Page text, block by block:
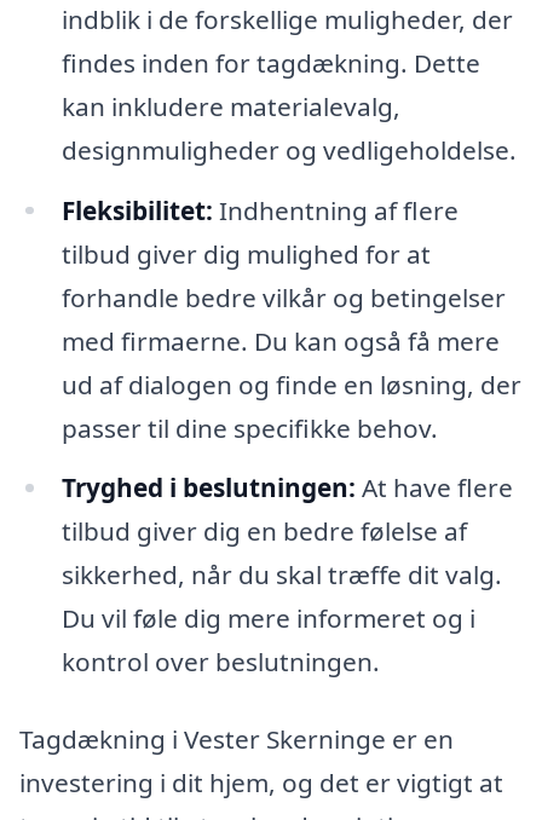
indblik i de forskellige muligheder, der
findes inden for tagdækning. Dette
kan inkludere materialevalg,
designmuligheder og vedligeholdelse.
Fleksibilitet: Indhentning af flere
tilbud giver dig mulighed for at
forhandle bedre vilkår og betingelser
med firmaerne. Du kan også få mere
ud af dialogen og finde en løsning, der
passer til dine specifikke behov.
Tryghed i beslutningen: At have flere
tilbud giver dig en bedre følelse af
sikkerhed, når du skal træffe dit valg.
Du vil føle dig mere informeret og i
kontrol over beslutningen.
Tagdækning i Vester Skerninge er en
investering i dit hjem, og det er vigtigt at